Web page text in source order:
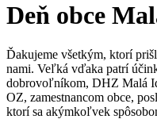
Deň obce
Ďakujeme všetkým, ktorí
nami. Veľká vďaka patrí
dobrovoľníkom, DHZ Malá
OZ, zamestnancom obce,
ktorí sa akýmkoľvek